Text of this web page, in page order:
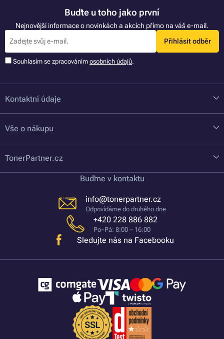
Buďte u toho jako první
Nejnovější informace o novinkách a akcích přímo na váš e-mail.
Přihlásit odběr
Souhlasím se zpracováním osobních údajů.
Kontaktní údaje
Vše o nákupu
TonerPartner.cz
Buďme v kontaktu
info@tonerpartner.cz
Odpovídáme do druhého dne
+420 228 886 882
Po–Pá: 8:00 – 16:00
Sledujte nás na Facebooku